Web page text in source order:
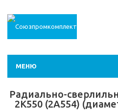
МЕНЮ
Радиально-
2К550 (2А554)